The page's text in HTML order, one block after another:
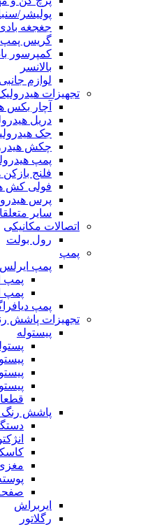
پولیشر/
جغجغه
گریس پمپ
کمپرسور
بالانسر
لوازم
تجهیزات
آچار بکس
دریل
جک
چکش
پمپ
فلنج
فولی کش
پرس
سایر
اتصالات مکانیکی
رول بولت
پمپ
پمپ ایرلس
پمپ
پمپ
پمپ
تجهیزات پاشش
پیستوله
پاشش رنگ
مغزی
صفحه
ایربراش
رگلاتور